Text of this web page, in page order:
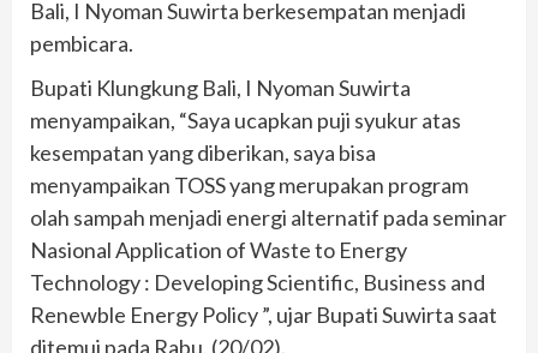
Bali, I Nyoman Suwirta berkesempatan menjadi
pembicara.
Bupati Klungkung Bali, I Nyoman Suwirta
menyampaikan, “Saya ucapkan puji syukur atas
kesempatan yang diberikan, saya bisa
menyampaikan TOSS yang merupakan program
olah sampah menjadi energi alternatif pada seminar
Nasional Application of Waste to Energy
Technology : Developing Scientific, Business and
Renewble Energy Policy ”, ujar Bupati Suwirta saat
ditemui pada Rabu, (20/02).